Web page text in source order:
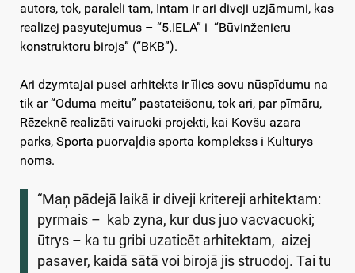
autors, tok, paraleli tam, Intam ir ari diveji uzjāmumi, kas
realizej pasyutejumus – “5.IELA” i “Būvinženieru
konstruktoru birojs” (“BKB”).
Ari dzymtajai pusei arhitekts ir īlics sovu nūspīdumu na
tik ar “Oduma meitu” pastateišonu, tok ari, par pīmāru,
Rēzeknē realizāti vairuoki projekti, kai Kovšu azara
parks, Sporta puorvaļdis sporta komplekss i Kulturys
noms.
“Maņ pādejā laikā ir diveji kritereji arhitektam:
pyrmais – kab zyna, kur dus juo vacvacuoki;
ūtrys – ka tu gribi uzaticēt arhitektam, aizej
pasaver, kaidā sātā voi birojā jis struodoj. Tai tu